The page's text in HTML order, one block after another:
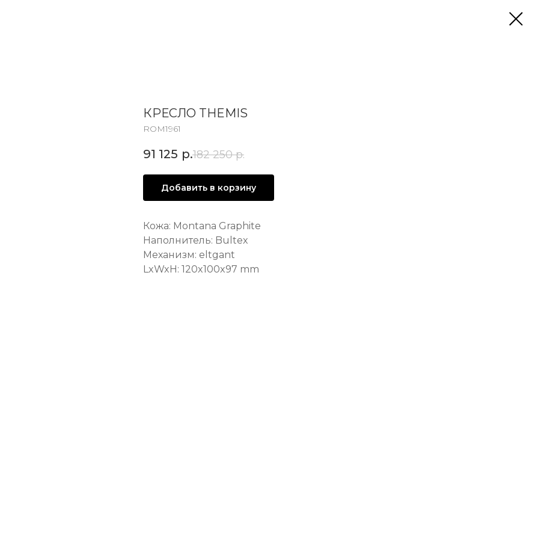
КРЕСЛО THEMIS
ROM1961
91 125 р.182 250 р.
Добавить в корзину
Кожа: Montana Graphite
Наполнитель: Bultex
Механизм: eltgant
LxWxH: 120x100x97 mm